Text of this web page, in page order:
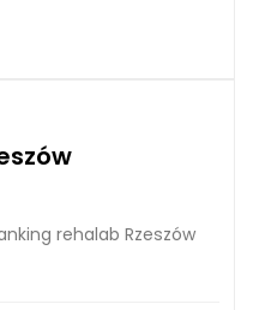
rehalab Rzeszów